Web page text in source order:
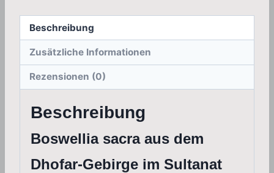
Beschreibung
Zusätzliche Informationen
Rezensionen (0)
Beschreibung
Boswellia sacra aus dem
Dhofar-Gebirge im Sultanat